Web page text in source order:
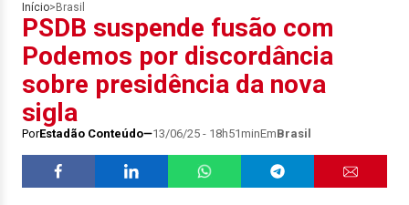
Início> Brasil
PSDB suspende fusão com
Podemos por discordância
sobre presidência da nova
sigla
PorEstadão Conteúdo 13/06/25 - 18h51minEmBrasil